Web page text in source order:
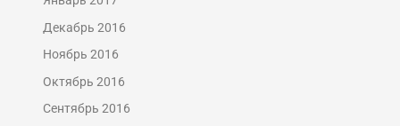
Декабрь 2016
Ноябрь 2016
Октябрь 2016
Сентябрь 2016